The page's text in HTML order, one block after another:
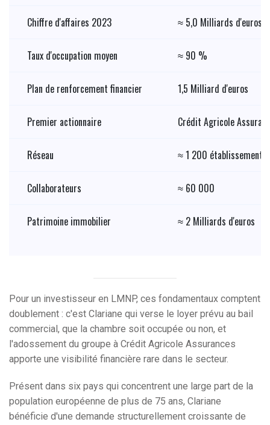
Chiffre d'affaires 2023 ≈ 5,0 Milliards d'euros
Taux d'occupation moyen ≈ 90 %
Plan de renforcement financier 1,5 Milliard d'euros
Premier actionnaire Crédit Agricole
Réseau ≈ 1 200
Collaborateurs ≈ 60 000
Patrimoine immobilier ≈ 2 Milliards d'euros
Pour un investisseur en LMNP, ces fondamentaux comptent
doublement : c'est Clariane qui verse le loyer prévu au bail
commercial, que la chambre soit occupée ou non, et
l'adossement du groupe à Crédit Agricole Assurances
apporte une visibilité financière rare dans le secteur.
Présent dans six pays qui concentrent une large part de la
population européenne de plus de 75 ans, Clariane
bénéficie d'une demande structurellement croissante de